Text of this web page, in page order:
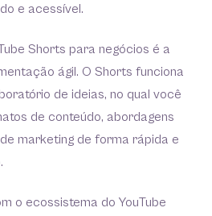
e acessível.
Shorts para negócios é a
ágil. O Shorts funciona
de ideias, no qual você
de conteúdo, abordagens
marketing de forma rápida e
o ecossistema do YouTube